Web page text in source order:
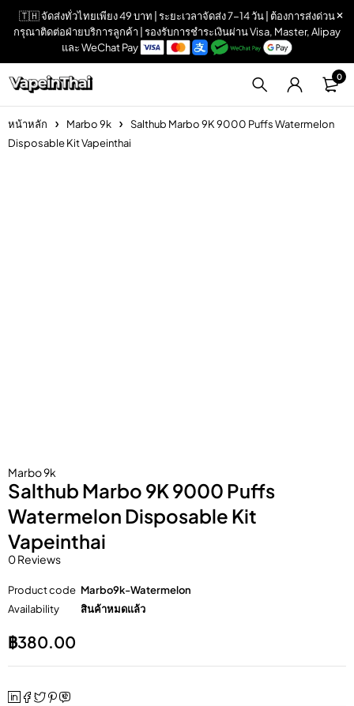
🇹🇭 จัดส่งทั่วไทยเพียง 49 บาท | ระยะเวลาจัดส่ง 7-14 วัน | ต้องการส่งด่วน
กรุณาติดต่อฝ่ายบริการลูกค้า | รองรับการชำระเงินผ่าน Visa, Master, Alipay
และ WeChat Pay
0
หน้าหลัก Marbo 9k
Salthub Marbo 9K 9000 Puffs Watermelon
Disposable Kit Vapeinthai
Marbo 9k
Salthub Marbo 9K 9000 Puffs
Watermelon Disposable Kit
Vapeinthai
0 Reviews
Product code Marbo9k-Watermelon
Availability
สินค้าหมดแล้ว
฿380.00